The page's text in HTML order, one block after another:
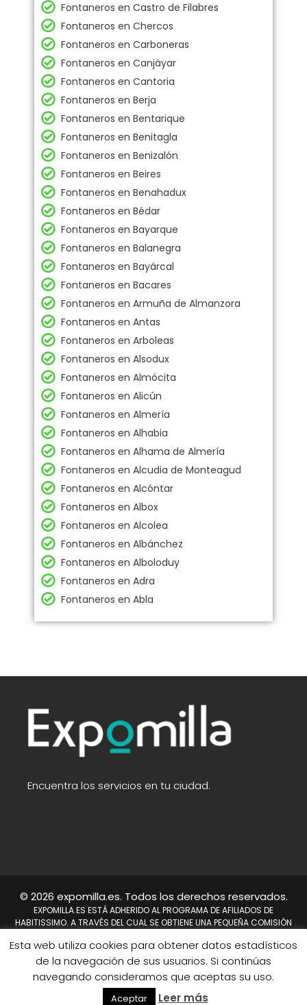
Fontaneros en Castro de Filabres
Fontaneros en Chercos
Fontaneros en Carboneras
Fontaneros en Canjáyar
Fontaneros en Cantoria
Fontaneros en Berja
Fontaneros en Bentarique
Fontaneros en Benitagla
Fontaneros en Benizalón
Fontaneros en Beires
Fontaneros en Benahadux
Fontaneros en Bédar
Fontaneros en Bayarque
Fontaneros en Balanegra
Fontaneros en Bayárcal
Fontaneros en Bacares
Fontaneros en Armuña de Almanzora
Fontaneros en Antas
Fontaneros en Arboleas
Fontaneros en Alsodux
Fontaneros en Almócita
Fontaneros en Alicún
Fontaneros en Almería
Fontaneros en Alhabia
Fontaneros en Alhama de Almería
Fontaneros en Alcudia de Monteagud
Fontaneros en Alcóntar
Fontaneros en Albox
Fontaneros en Alcolea
Fontaneros en Albánchez
Fontaneros en Alboloduy
Fontaneros en Adra
Fontaneros en Abla
Encuentra los servicios en tu ciudad.
© 2026 expomilla.es. Todos los derechos reservados.
EXPOMILLA.ES ESTÁ ADHERIDO AL PROGRAMA DE AFILIADOS DE
HABITISSIMO. A TRAVÉS DEL CUAL SE OBTIENE UNA PEQUEÑA COMISIÓN
EN CAMBIO A NOSOTROS NOS PERMITE CONTINUAR TRABAJANDO DÍA A
DÍA PARA MEJORAR EL SITIO WEB.
HABITISSIMO Y TAMBIÉN EL LOGO DE HABITISSIMO SON MARCAS
REGISTRADAS DE HABITISSIMO.ES O SUS AFILIADOS.
Mapa del sitio
Esta web utiliza cookies para obtener datos estadísticos
de la navegación de sus usuarios. Si continúas
navegando consideramos que aceptas su uso.
Aceptar Leer más